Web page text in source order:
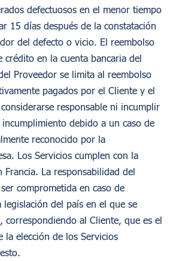
defectuosos en el menor tiempo
15 días después de la constatación
del defecto o vicio. El reembolso
crédito en la cuenta bancaria del
Proveedor se limita al reembolso
pagados por el Cliente y el
responsable ni incumplir
debido a un caso de
reconocido por la
Los Servicios cumplen con la
Francia. La responsabilidad del
comprometida en caso de
del país en el que se
correspondiendo al Cliente, que es el
la elección de los Servicios